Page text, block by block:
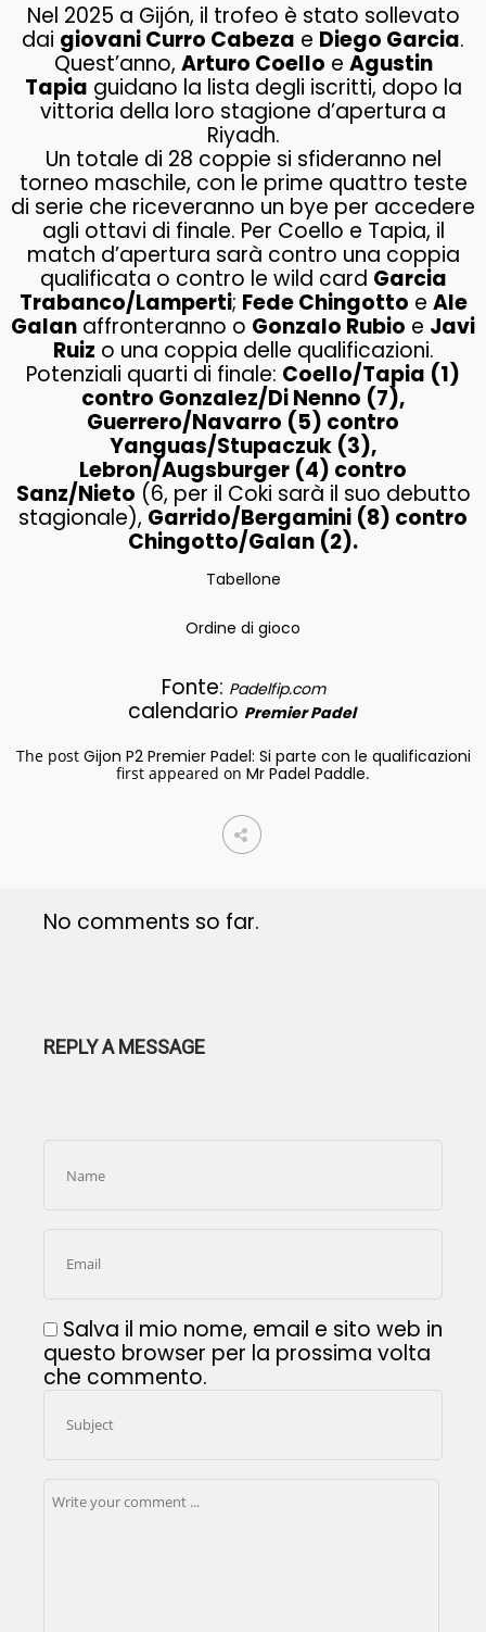
Nel 2025 a Gijón, il trofeo è stato sollevato
dai giovani Curro Cabeza e Diego Garcia.
Quest’anno, Arturo Coello e Agustin
Tapia guidano la lista degli iscritti, dopo la
vittoria della loro stagione d’apertura a
Riyadh.
Un totale di 28 coppie si sfideranno nel
torneo maschile, con le prime quattro teste
di serie che riceveranno un bye per accedere
agli ottavi di finale. Per Coello e Tapia, il
match d’apertura sarà contro una coppia
qualificata o contro le wild card Garcia
Trabanco/Lamperti; Fede Chingotto e Ale
Galan affronteranno o Gonzalo Rubio e Javi
Ruiz o una coppia delle qualificazioni.
Potenziali quarti di finale: Coello/Tapia (1)
contro Gonzalez/Di Nenno (7),
Guerrero/Navarro (5) contro
Yanguas/Stupaczuk (3),
Lebron/Augsburger (4) contro
Sanz/Nieto (6, per il Coki sarà il suo debutto
stagionale), Garrido/Bergamini (8) contro
Chingotto/Galan (2).
Tabellone
Ordine di gioco
Fonte: Padelfip.com
calendario Premier Padel
The post Gijon P2 Premier Padel: Si parte con le qualificazioni
first appeared on Mr Padel Paddle.
No comments so far.
REPLY A MESSAGE
Salva il mio nome, email e sito web in
questo browser per la prossima volta
che commento.